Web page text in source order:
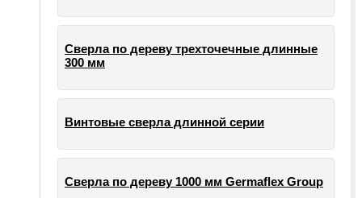
Сверла по дереву трехточечные длинные
300 мм
Винтовые сверла длинной серии
Сверла по дереву 1000 мм Germaflex Group